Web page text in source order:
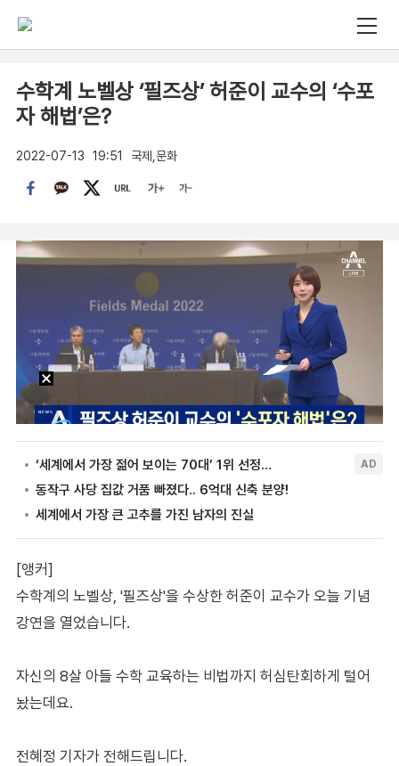
수학계 노벨상 ‘필즈상’ 허준이 교수의 ‘수포
자 해법’은?
2022-07-13 19:51 국제,문화
[앵커]
수학계의 노벨상, '필즈상'을 수상한 허준이 교수가 오늘 기념
강연을 열었습니다.
자신의 8살 아들 수학 교육하는 비법까지 허심탄회하게 털어
놨는데요.
전혜정 기자가 전해드립니다.